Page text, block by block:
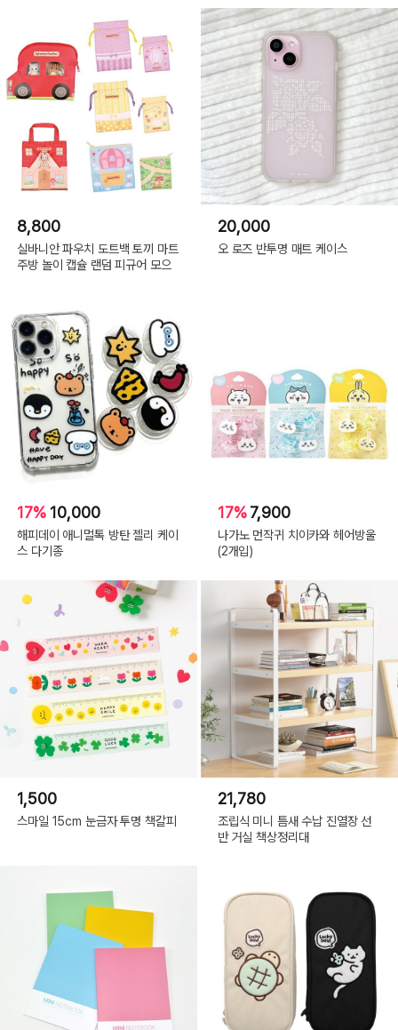
8,800
실바니안 파우치 도트백 토끼 마트
주방 놀이 캡슐 랜덤 피규어 모으
20,000
오 로즈 반투명 매트 케이스
17% 10,000
해피데이 애니멀톡 방탄 젤리 케이
스 다기종
17%7,900
나가노 먼작귀 치이카와 헤어방울
(2개입)
1,500
스마일 15cm 눈금자 투명 책갈피
21,780
조립식 미니 틈새 수납 진열장 선
반 거실 책상정리대